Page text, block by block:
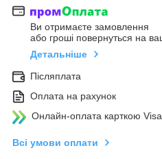
Ви отримаєте замовлення
або гроші повернуться на
Детальніше
Післяплата
Оплата на рахунок
Онлайн-оплата карткою
Всі умови оплати